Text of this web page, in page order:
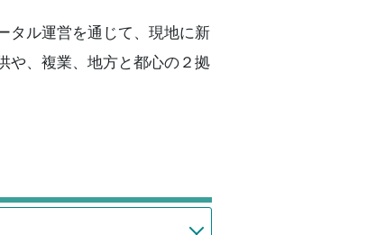
タル運営を通じて、現地に新
や、複業、地方と都心の２拠